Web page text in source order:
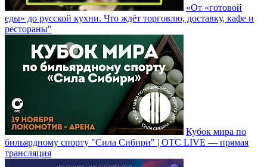
«От «готовой
еды» до русской кухни. Что ждёт торговлю, доставку, кафе и
рестораны"
Кубок мира по
бильярдному спорту "Сила Сибири" | ОТС LIVE — прямая
трансляция